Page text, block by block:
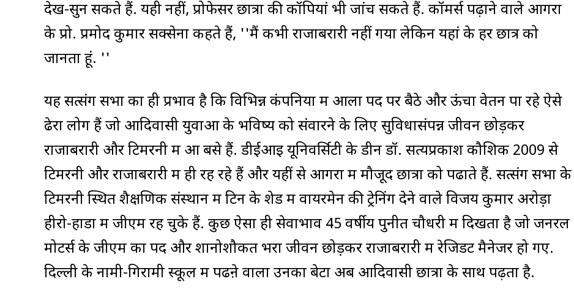
देख-सुन सकते हैं. यही नहीं, प्रोफेसर छात्रों की कॉपियां भी जांच सकते हैं. कॉमर्स पढ़ाने वाले आगरा
के प्रो. प्रमोद कुमार सक्सेना कहते हैं, ''मैं कभी राजाबरारी नहीं गया लेकिन यहां के हर छात्र को
जानता हूं. ''
यह सत्संग सभा का ही प्रभाव है कि विभिन्न कंपनियों में आला पद पर बैठे और ऊंचा वेतन पा रहे ऐसे
ढेरों लोग हैं जो आदिवासी युवाओं के भविष्य को संवारने के लिए सुविधासंपन्न जीवन छोड़कर
राजाबरारी और टिमरनी में आ बसे हैं. डीईआइ यूनिवर्सिटी के डीन डॉ. सत्यप्रकाश कौशिक 2009 से
टिमरनी और राजाबरारी में ही रह रहे हैं और यहीं से आगरा में मौजूद छात्रों को पढाते हैं. सत्संग सभा के
टिमरनी स्थित शैक्षणिक संस्थान में टिन के शेड में वायरमेन की ट्रेनिंग देने वाले विजय कुमार अरोड़ा
हीरो-होंडा में जीएम रह चुके हैं. कुछ ऐसा ही सेवाभाव 45 वर्षीय पुनीत चौधरी में दिखता है जो जनरल
मोटर्स के जीएम का पद और शानोशौकत भरा जीवन छोड़कर राजाबरारी में रेजिडेंट मैनेजर हो गए.
दिल्ली के नामी-गिरामी स्कूल में पढऩे वाला उनका बेटा अब आदिवासी छात्रों के साथ पढ़ता है.